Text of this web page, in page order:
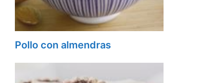
Pollo con almendras